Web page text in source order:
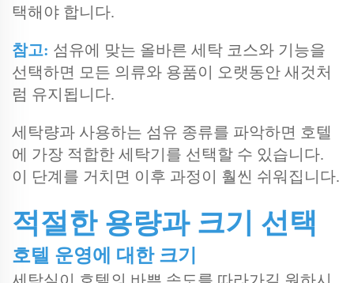
택해야 합니다.
참고: 섬유에 맞는 올바른 세탁 코스와 기능을
선택하면 모든 의류와 용품이 오랫동안 새것처
럼 유지됩니다.
세탁량과 사용하는 섬유 종류를 파악하면 호텔
에 가장 적합한 세탁기를 선택할 수 있습니다.
이 단계를 거치면 이후 과정이 훨씬 쉬워집니다.
적절한 용량과 크기 선택
호텔 운영에 대한 크기